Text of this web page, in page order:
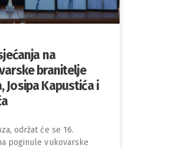
na
branitelje
Josipa Kapustića i
održat će se 16.
poginule vukovarske